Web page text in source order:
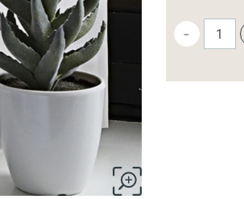
-